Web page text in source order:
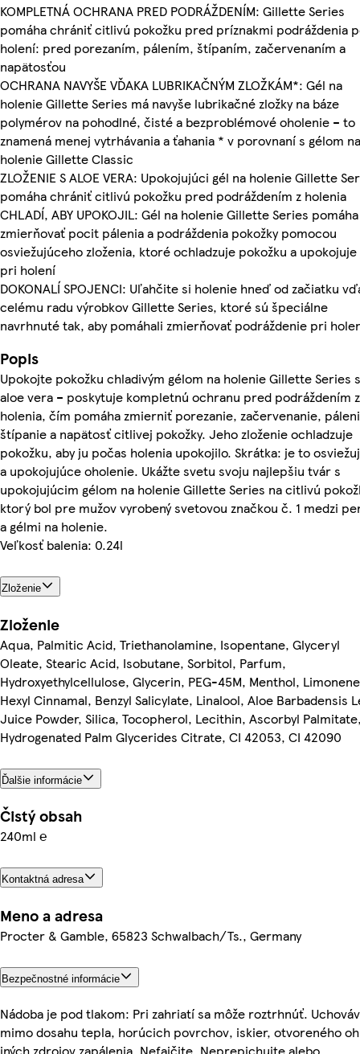
KOMPLETNÁ OCHRANA PRED PODRÁŽDENÍM: Gillette Series
pomáha chrániť citlivú pokožku pred príznakmi podráždenia
holení: pred porezaním, pálením, štípaním, začervenaním a
napätosťou
OCHRANA NAVYŠE VĎAKA LUBRIKAČNÝM ZLOŽKÁM*: Gél na
holenie Gillette Series má navyše lubrikačné zložky na báze
polymérov na pohodlné, čisté a bezproblémové oholenie – to
znamená menej vytrhávania a ťahania * v porovnaní s gélom na
holenie Gillette Classic
ZLOŽENIE S ALOE VERA: Upokojujúci gél na holenie Gillette
pomáha chrániť citlivú pokožku pred podráždením z holenia
CHLADÍ, ABY UPOKOJIL: Gél na holenie Gillette Series pomáha
zmierňovať pocit pálenia a podráždenia pokožky pomocou
osviežujúceho zloženia, ktoré ochladzuje pokožku a upokojuje
pri holení
DOKONALÍ SPOJENCI: Uľahčite si holenie hneď od začiatku
celému radu výrobkov Gillette Series, ktoré sú špeciálne
navrhnuté tak, aby pomáhali zmierňovať podráždenie pri
Popis
Upokojte pokožku chladivým gélom na holenie Gillette Series s
aloe vera – poskytuje kompletnú ochranu pred podráždením z
holenia, čím pomáha zmierniť porezanie, začervenanie,
štípanie a napätosť citlivej pokožky. Jeho zloženie ochladzuje
pokožku, aby ju počas holenia upokojilo. Skrátka: je to
a upokojujúce oholenie. Ukážte svetu svoju najlepšiu tvár s
upokojujúcim gélom na holenie Gillette Series na citlivú
ktorý bol pre mužov vyrobený svetovou značkou č. 1 medzi
a gélmi na holenie.
Veľkosť balenia: 0.24l
Zloženie
Zloženie
Aqua, Palmitic Acid, Triethanolamine, Isopentane, Glyceryl
Oleate, Stearic Acid, Isobutane, Sorbitol, Parfum,
Hydroxyethylcellulose, Glycerin, PEG-45M, Menthol,
Hexyl Cinnamal, Benzyl Salicylate, Linalool, Aloe Barbadensis
Juice Powder, Silica, Tocopherol, Lecithin, Ascorbyl
Hydrogenated Palm Glycerides Citrate, CI 42053, CI 42090
Ďalšie informácie
Čistý obsah
240ml ℮
Kontaktná adresa
Meno a adresa
Procter & Gamble, 65823 Schwalbach/Ts., Germany
Bezpečnostné informácie
Nádoba je pod tlakom: Pri zahriatí sa môže roztrhnúť.
mimo dosahu tepla, horúcich povrchov, iskier, otvoreného